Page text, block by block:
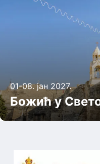
01-08. јан 2027.
Божић у